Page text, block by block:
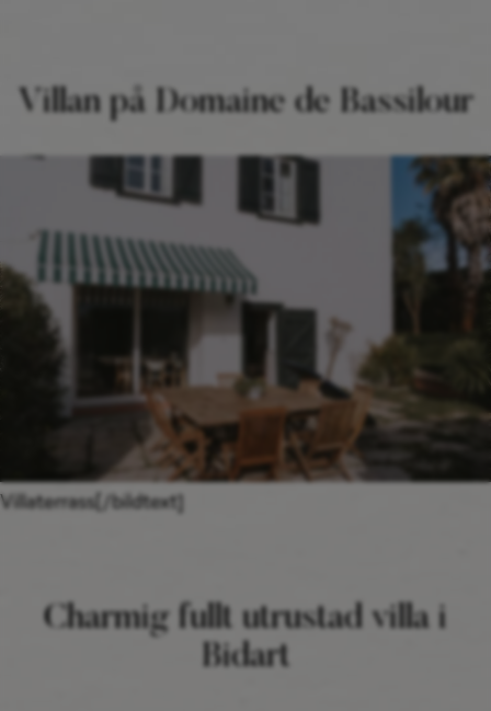
Villan på Domaine de Bassilour
Villaterrass[/bildtext]
Charmig fullt utrustad villa i
Bidart